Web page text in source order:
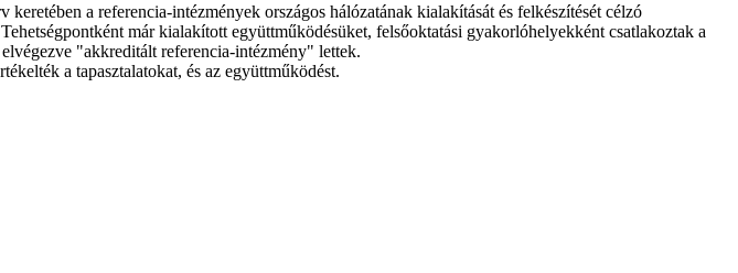
a referencia-intézmények országos hálózatának kialakítását és felkészítését célzó
már kialakított együttműködésüket, felsőoktatási gyakorlóhelyekként csatlakoztak a
"akkreditált referencia-intézmény" lettek.
a tapasztalatokat, és az együttműködést.